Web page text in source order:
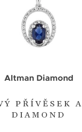
PŘÍVĚSEK
DIAMOND
Altman Diamond